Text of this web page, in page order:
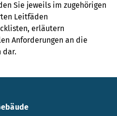
Sie jeweils im zugehörigen
Leitfäden
erläutern
Anforderungen an die
dar.